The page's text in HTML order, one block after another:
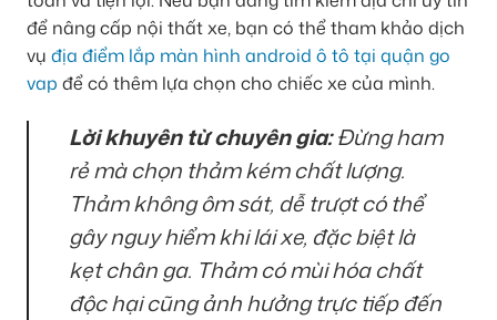
để nâng cấp nội thất xe, bạn có thể tham khảo dịch
vụ địa điểm lắp màn hình android ô tô tại quận go
vap để có thêm lựa chọn cho chiếc xe của mình.
Lời khuyên từ chuyên gia:Đừng ham
rẻ mà chọn thảm kém chất lượng.
Thảm không ôm sát, dễ trượt có thể
gây nguy hiểm khi lái xe, đặc biệt là
kẹt chân ga. Thảm có mùi hóa chất
độc hại cũng ảnh hưởng trực tiếp đến